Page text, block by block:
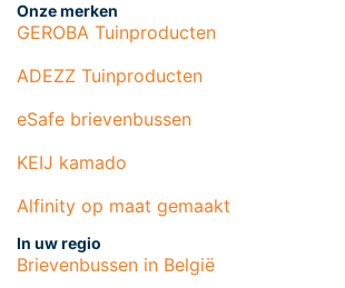
Onze merken
GEROBA Tuinproducten
ADEZZ Tuinproducten
eSafe brievenbussen
KEIJ kamado
Alfinity op maat gemaakt
In uw regio
Brievenbussen in België